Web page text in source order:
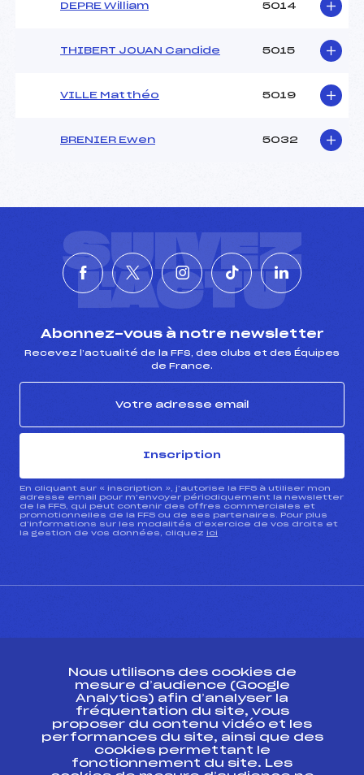
DEPRE William 5014
THIBERT JOUAN Candide 5015
VILLE Matthéo 5019
BRENIER Ewen 5032
SUIVEZ
L'ACTU
Abonnez-vous à notre newsletter
Recevez l’actualité de la FFS, des clubs et des Équipes
de France.
Inscription
En cliquant sur « inscription », j’autorise la FFS à utiliser mon
adresse email pour m’envoyer périodiquement la newsletter
de la FFS, qui peut contenir des offres commerciales et
promotionnelles de la FFS ou de ses partenaires. Pour plus
d’informations sur les modalités d’exercice de vos droits et
la gestion de vos données, cliquez ici
Ressources
Pass’Neige
Projet sportif fédéral
Nous utilisons des cookies de
mesure d’audience (Google
Analytics) afin d’analyser la
fréquentation du site, vous
proposer du contenu vidéo et les
performances du site, ainsi que des
cookies permettant le
fonctionnement du site. Les